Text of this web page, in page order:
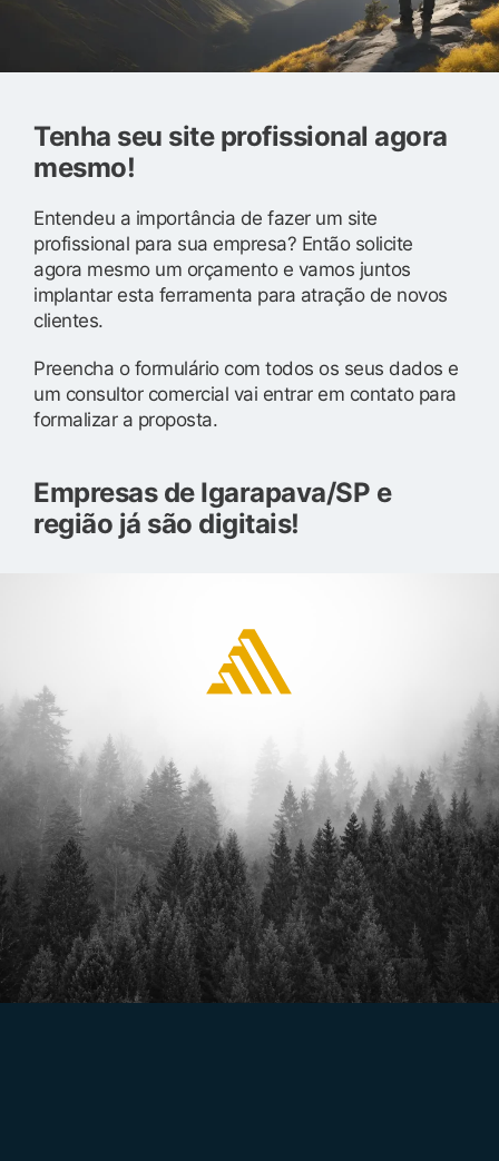
Tenha seu site profissional agora
mesmo!
Entendeu a importância de fazer um site
profissional para sua empresa? Então solicite
agora mesmo um orçamento e vamos juntos
implantar esta ferramenta para atração de novos
clientes.
Preencha o formulário com todos os seus dados e
um consultor comercial vai entrar em contato para
formalizar a proposta.
Empresas de Igarapava/SP e
região já são digitais!